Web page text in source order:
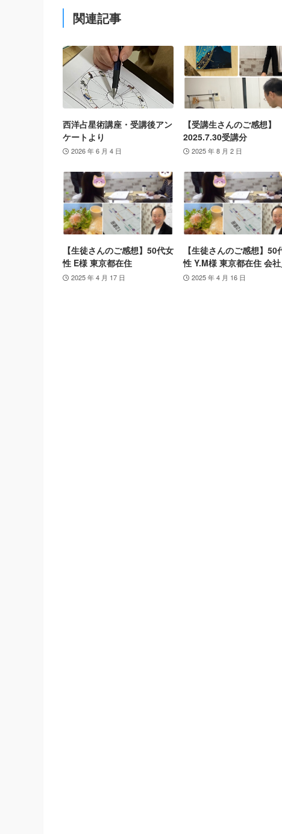
関連記事
西洋占星術講座・受講後アン
ケートより
2026 年 6 月 4 日
【受講生さんのご感想】
2025.7.30受講分
2025 年 8 月 2 日
【生徒さんのご感想】50代女
性 E様 東京都在住
2025 年 4 月 17 日
【生徒さんのご感想】50
性 Y.M様 東京都在住 会
2025 年 4 月 16 日